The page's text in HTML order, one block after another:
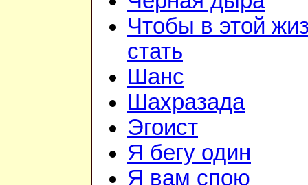
Чтобы в этой
стать
Шанс
Шахразада
Эгоист
Я бегу один
Я вам спою